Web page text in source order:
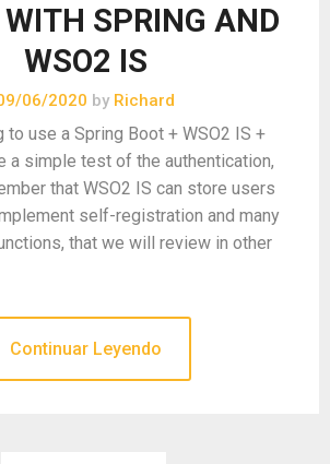
SPRING AND
WSO2 IS
06/2020 by Richard
to use a Spring Boot + WSO2 IS +
a simple test of the authentication,
that WSO2 IS can store users
self-registration and many
that we will review in other
Continuar Leyendo